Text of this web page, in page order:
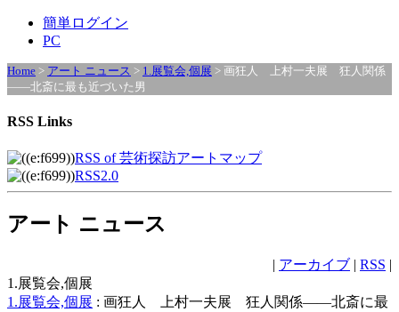
簡単ログイン
PC
Home > アート ニュース > 1.展覧会,個展 > 画狂人 上村一夫展 狂人関係
――北斎に最も近づいた男
RSS Links
RSS of 芸術探訪アートマップ
RSS2.0
アート ニュース
| アーカイブ | RSS |
1.展覧会,個展
1.展覧会,個展 : 画狂人 上村一夫展 狂人関係――北斎に最